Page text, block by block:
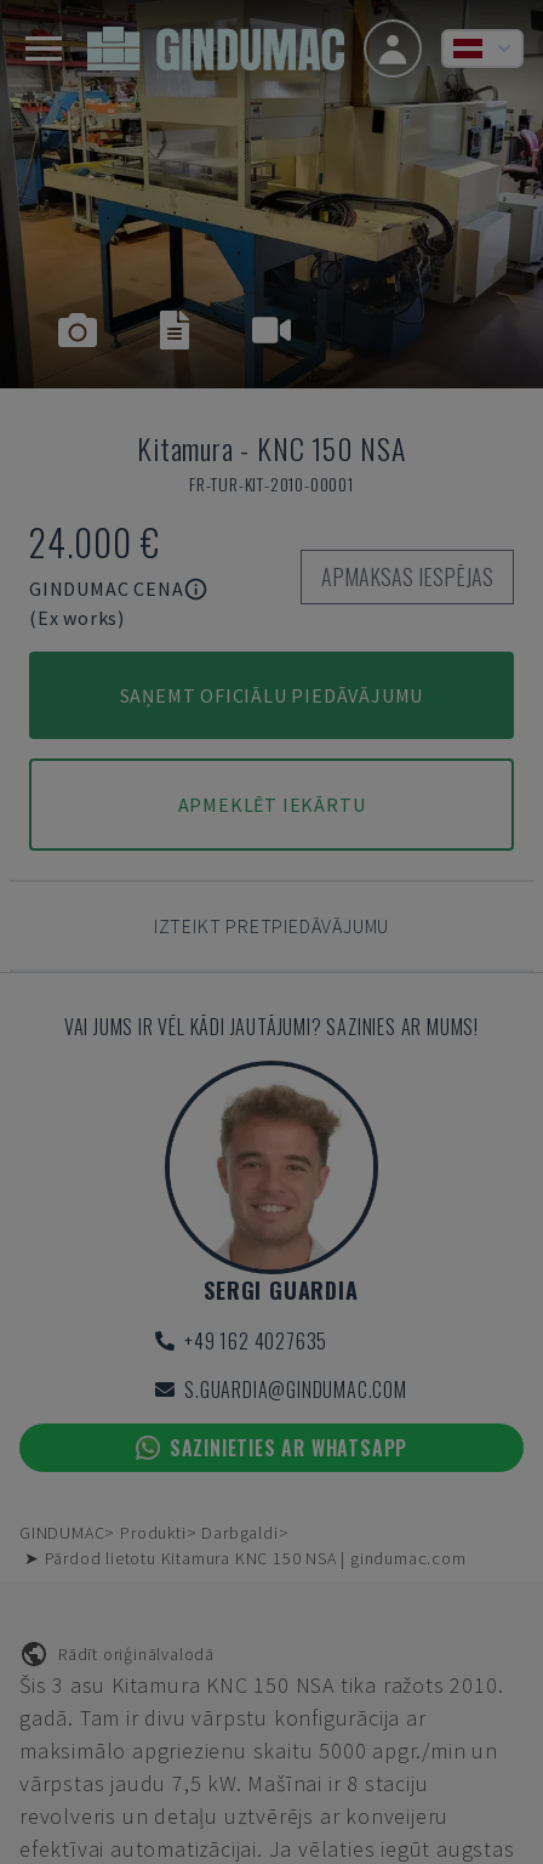
Kitamura - KNC 150 NSA
FR-TUR-KIT-2010-00001
24.000 €
GINDUMAC CENA
(Ex works)
APMAKSAS IESPĒJAS
SAŅEMT OFICIĀLU PIEDĀVĀJUMU
APMEKLĒT IEKĀRTU
IZTEIKT PRETPIEDĀVĀJUMU
VAI JUMS IR VĒL KĀDI JAUTĀJUMI? SAZINIES AR MUMS!
SERGI GUARDIA
+49 162 4027635
S.GUARDIA@GINDUMAC.COM
SAZINIETIES AR WHATSAPP
GINDUMAC Produkti
Darbgaldi
➤ Pārdod lietotu Kitamura KNC 150 NSA | gindumac.com
Rādīt oriģinālvalodā
Šis 3 asu Kitamura KNC 150 NSA tika ražots 2010.
gadā. Tam ir divu vārpstu konfigurācija ar
maksimālo apgriezienu skaitu 5000 apgr./min un
vārpstas jaudu 7,5 kW. Mašīnai ir 8 staciju
revolveris un detaļu uztvērējs ar konveijeru
efektīvai automatizācijai. Ja vēlaties iegūt augstas